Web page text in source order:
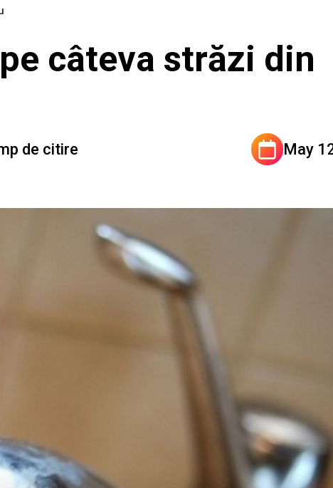
câteva străzi din
de citire May